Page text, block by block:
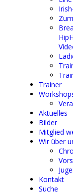
Trainer
Aktuelles
Bilder
Mitglied
Wir über
Kontakt
Suche